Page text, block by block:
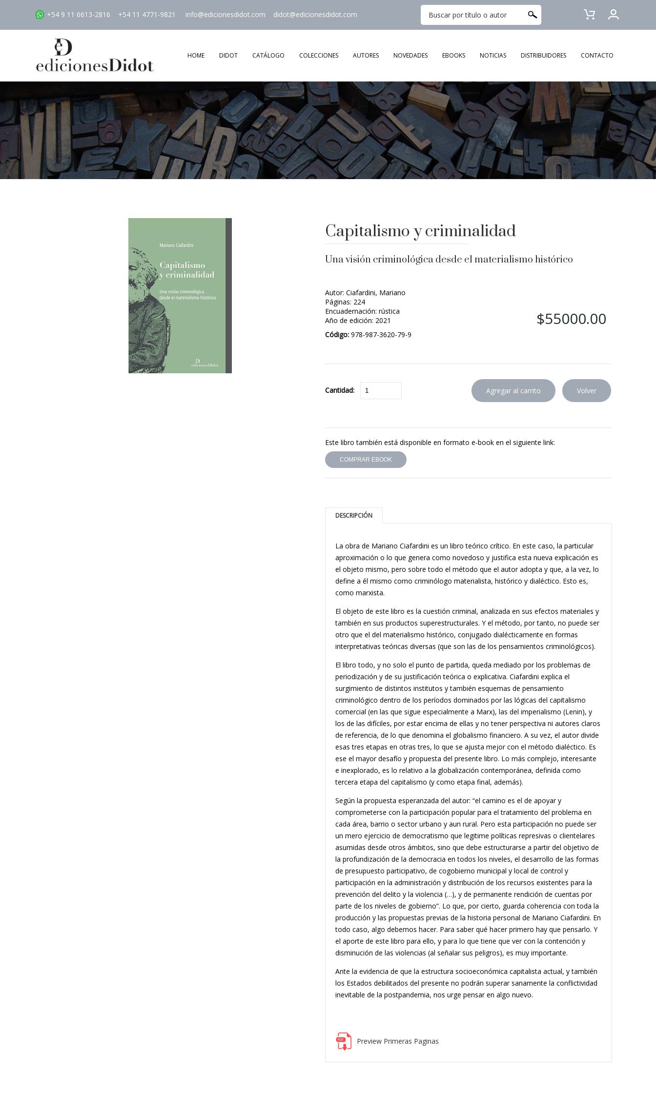
+54 9 11 6613-2816 +54 11 4771-9821 info@edicionesdidot.com didot@edicionesdidot.com
HOME DIDOT CATÁLOGO COLECCIONES AUTORES NOVEDADES EBOOKS NOTICIAS DISTRIBUIDORES CONTACTO
Capitalismo y criminalidad
Una visión criminológica desde el materialismo histórico
Autor: Ciafardini, Mariano
Páginas: 224
Encuadernación: rústica
Año de edición: 2021
Código: 978-987-3620-79-9
$55000.00
Cantidad:
Este libro también está disponible en formato e-book en el siguiente link:
COMPRAR EBOOK
DESCRIPCIÓN
La obra de Mariano Ciafardini es un libro teórico crítico. En este caso, la particular
apro­ximación o lo que genera como novedoso y justifica esta nueva explicación es
el objeto mismo, pero sobre todo el método que el autor adopta y que, a la vez, lo
define a él mismo como criminólogo materialista, histórico y dialéctico. Esto es,
como marxista.
El objeto de este libro es la cuestión criminal, analizada en sus efectos materiales y
también en sus productos superestructurales. Y el método, por tanto, no puede ser
otro que el del materialismo histórico, conjugado dia­lécticamente en formas
interpretativas teóricas diversas (que son las de los pensamientos criminológicos).
El libro todo, y no solo el punto de partida, queda mediado por los pro­blemas de
periodización y de su justificación teórica o explicativa. Ciafardini explica el
surgimiento de distintos institutos y también esquemas de pensamiento
criminológico dentro de los períodos dominados por las lógicas del capitalismo
comercial (en las que sigue especialmente a Marx), las del imperialismo (Lenin), y
los de las difíciles, por estar encima de ellas y no tener perspectiva ni autores claros
de referencia, de lo que denomina el globalismo financiero. A su vez, el autor divide
esas tres etapas en otras tres, lo que se ajusta mejor con el método dialéctico. Es
ese el mayor desafío y propuesta del presente libro. Lo más complejo, interesante
e inexplorado, es lo relativo a la globalización contemporánea, definida como
tercera etapa del capitalismo (y como etapa final, además).
Según la propuesta esperanzada del autor: “el camino es el de apoyar y
comprometerse con la participación popular para el tratamiento del problema en
cada área, barrio o sector urbano y aun rural. Pero esta participación no puede ser
un mero ejercicio de democratismo que legitime políticas represi­vas o clientelares
asumidas desde otros ámbitos, sino que debe estructurarse a partir del objetivo de
la profundización de la democracia en todos los niveles, el desarrollo de las formas
de presupuesto participativo, de cogobierno muni­cipal y local de control y
participación en la administración y distribución de los recursos existentes para la
prevención del delito y la violencia (…), y de permanente rendición de cuentas por
parte de los niveles de gobierno”. Lo que, por cierto, guarda coherencia con toda la
producción y las propuestas previas de la historia personal de Mariano Ciafardini. En
todo caso, algo debemos hacer. Para saber qué hacer primero hay que pensarlo. Y
el aporte de este libro para ello, y para lo que tiene que ver con la contención y
disminución de las violencias (al señalar sus peligros), es muy importante.
Ante la evidencia de que la estructura socioeconómica capitalista actual, y también
los Estados debilitados del presente no podrán superar sanamente la conflictividad
inevitable de la postpandemia, nos urge pensar en algo nuevo.
Preview Primeras Paginas